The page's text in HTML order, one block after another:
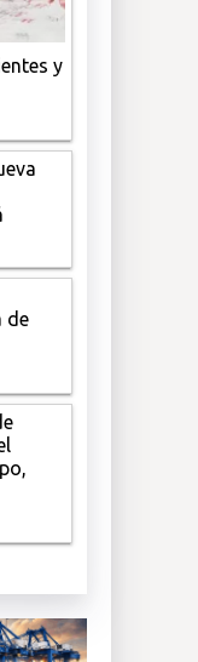
y
de